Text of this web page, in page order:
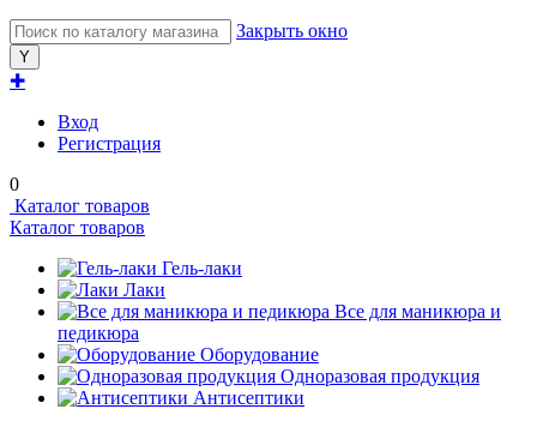
Закрыть окно
✚
Вход
Регистрация
0
Каталог товаров
Каталог товаров
Гель-лаки
Лаки
Все для маникюра и
педикюра
Оборудование
Одноразовая продукция
Антисептики